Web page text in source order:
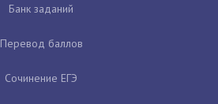
Банк заданий
Перевод баллов
Сочинение ЕГЭ